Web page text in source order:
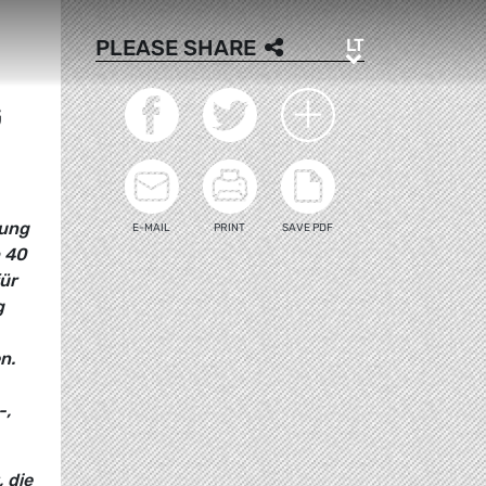
LTLT
40
,
die
PLEASE SHARE
E-MAIL PRINT SAVE PDF